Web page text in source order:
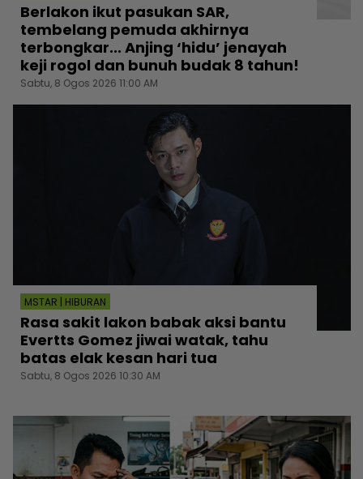
Berlakon ikut pasukan SAR,
tembelang pemuda akhirnya
terbongkar... Anjing ‘hidu’ jenayah
keji rogol dan bunuh budak 8 tahun!
Sabtu, 8 Ogos 2026 11:00 AM
MSTAR | HIBURAN
Rasa sakit lakon babak aksi bantu
Evertts Gomez jiwai watak, tahu
batas elak kesan hari tua
Sabtu, 8 Ogos 2026 10:30 AM